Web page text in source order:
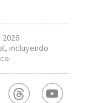
2026
incluyendo